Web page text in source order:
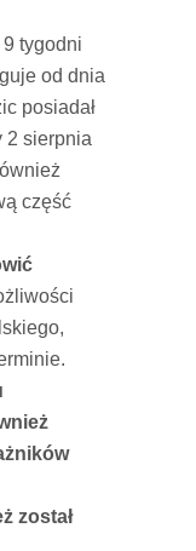
tygodni
od dnia
posiadał
2 sierpnia
część
został